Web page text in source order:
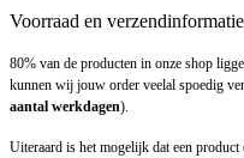
Voorraad en verzendinformatie
80% van de producten in onze shop
kunnen wij jouw order veelal spoedig
aantal werkdagen).
Uiteraard is het mogelijk dat een